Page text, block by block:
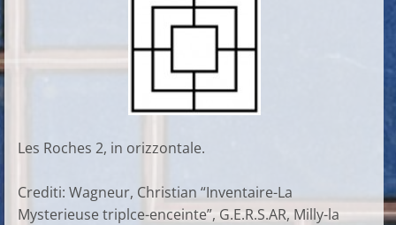
Les Roches 2, in orizzontale.
Crediti: Wagneur, Christian “Inventaire-La
Mysterieuse triplce-enceinte”, G.E.R.S.AR, Milly-la